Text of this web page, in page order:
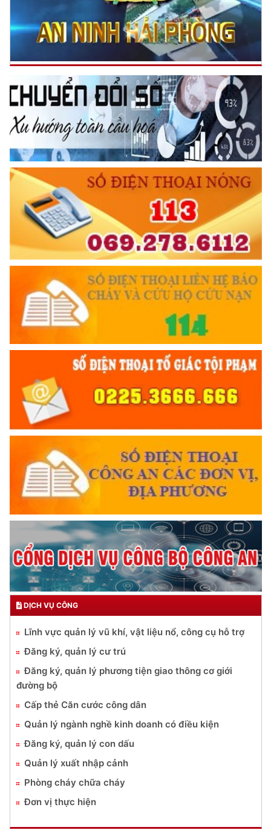
DỊCH VỤ CÔNG
Lĩnh vực quản lý vũ khí, vật liệu nổ, công cụ hỗ trợ
Đăng ký, quản lý cư trú
Đăng ký, quản lý phương tiện giao thông cơ giới
đường bộ
Cấp thẻ Căn cước công dân
Quản lý ngành nghề kinh doanh có điều kiện
Đăng ký, quản lý con dấu
Quản lý xuất nhập cảnh
Phòng cháy chữa cháy
Đơn vị thực hiện